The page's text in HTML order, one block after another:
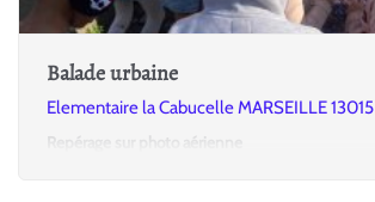
Balade urbaine
Elementaire la Cabucelle MARSEILLE 13015
Repérage sur photo aérienne